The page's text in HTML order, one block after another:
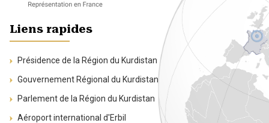
Liens rapides
Présidence de la Région du Kurdistan
Gouvernement Régional du Kurdistan
Parlement de la Région du Kurdistan
Aéroport international d'Erbil